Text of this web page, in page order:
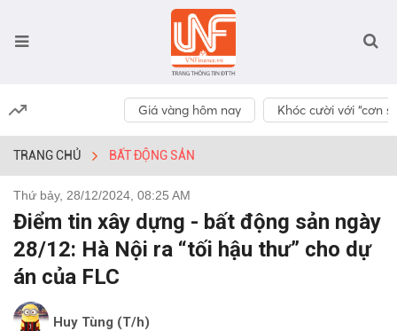
Giá vàng hôm nay Khóc cười với “cơn
TRANG CHỦ BẤT ĐỘNG SẢN
Thứ bảy, 28/12/2024, 08:25 AM
Điểm tin xây dựng - bất động sản ngày
28/12: Hà Nội ra “tối hậu thư” cho dự
án của FLC
Huy Tùng (T/h)